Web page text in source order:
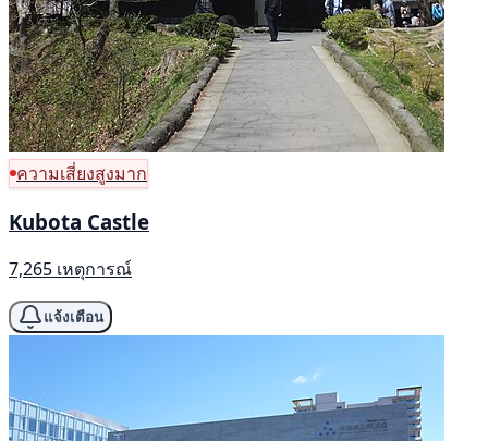
ความเสี่ยงสูงมาก
Kubota Castle
7,265 เหตุการณ์
แจ้งเตือน